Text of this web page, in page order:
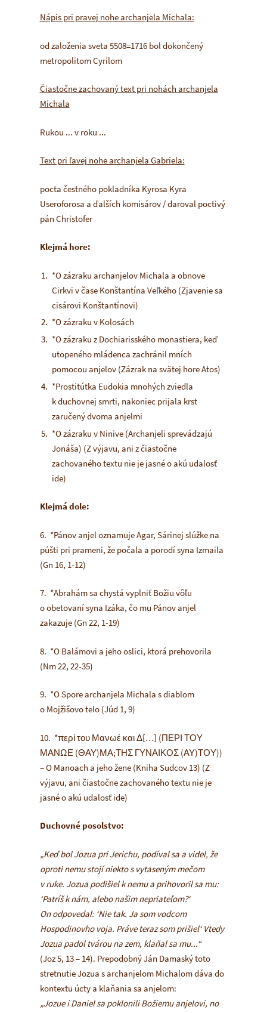
Nápis pri pravej nohe archanjela Michala:
od založenia sveta 5508=1716 bol dokončený
metropolitom Cyrilom
Čiastočne zachovaný text pri nohách archanjela
Michala
Rukou ... v roku ...
Text pri ľavej nohe archanjela Gabriela:
pocta čestného pokladníka Kyrosa Kyra
Useroforosa a ďalších komisárov / daroval poctivý
pán Christofer
Klejmá hore:
*O zázraku archanjelov Michala a obnove
Cirkvi v čase Konštantína Veľkého (Zjavenie sa
cisárovi Konštantínovi)
*O zázraku v Kolosách
*O zázraku z Dochiarisského monastiera, keď
utopeného mládenca zachránil mních
pomocou anjelov (Zázrak na svätej hore Atos)
*Prostitútka Eudokia mnohých zviedla
k duchovnej smrti, nakoniec prijala krst
zaručený dvoma anjelmi
*O zázraku v Ninive (Archanjeli sprevádzajú
Jonáša) (Z výjavu, ani z čiastočne
zachovaného textu nie je jasné o akú udalosť
ide)
Klejmá dole:
6. *Pánov anjel oznamuje Agar, Sárinej slúžke na
púšti pri prameni, že počala a porodí syna Izmaila
(Gn 16, 1-12)
7. *Abrahám sa chystá vyplniť Božiu vôľu
o obetovaní syna Izáka, čo mu Pánov anjel
zakazuje (Gn 22, 1-19)
8. *O Balámovi a jeho oslici, ktorá prehovorila
(Nm 22, 22-35)
9. *O Spore archanjela Michala s diablom
o Mojžišovo telo (Júd 1, 9)
10. *περί του Μανωέ και Δ[…] (ΠΕΡΙ ΤΟΥ
ΜΑΝΩΕ (ΘΑΥ)ΜΑ;ΤΗΣ ΓΥΝΑΙΚΟΣ (ΑΥ)ΤΟΥ))
– O Manoach a jeho žene (Kniha Sudcov 13) (Z
výjavu, ani čiastočne zachovaného textu nie je
jasné o akú udalosť ide)
Duchovné posolstvo:
„Keď bol Jozua pri Jerichu, podíval sa a videl, že
oproti nemu stojí niekto s vytaseným mečom
v ruke. Jozua podišiel k nemu a prihovoril sa mu:
‘Patríš k nám, alebo našim nepriateľom?‘
On odpovedal: ‘Nie tak. Ja som vodcom
Hospodinovho voja. Práve teraz som prišiel‘ Vtedy
Jozua padol tvárou na zem, klaňal sa mu...“
(Joz 5, 13 – 14). Prepodobný Ján Damaský toto
stretnutie Jozua s archanjelom Michalom dáva do
kontextu úcty a klaňania sa anjelom:
„Jozue i Daniel sa poklonili Božiemu anjelovi, no